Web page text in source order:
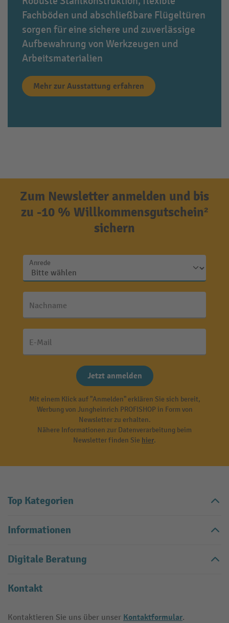
Fachböden und abschließbare Flügeltüren
sorgen für eine sichere und zuverlässige
Aufbewahrung von Werkzeugen und
Arbeitsmaterialien
Mehr zur Ausstattung erfahren
Zum Newsletter anmelden und bis
zu -10 % Willkommensgutschein²
sichern
Anrede
Nachname
E-Mail
Jetzt anmelden
Mit einem Klick auf "Anmelden" erklären Sie sich bereit,
Werbung von Jungheinrich PROFISHOP in Form von
Newsletter zu erhalten.
Nähere Informationen zur Datenverarbeitung beim
Newsletter finden Sie hier.
Top Kategorien
Informationen
Digitale Beratung
Kontakt
Kontaktieren Sie uns über unser Kontaktformular.